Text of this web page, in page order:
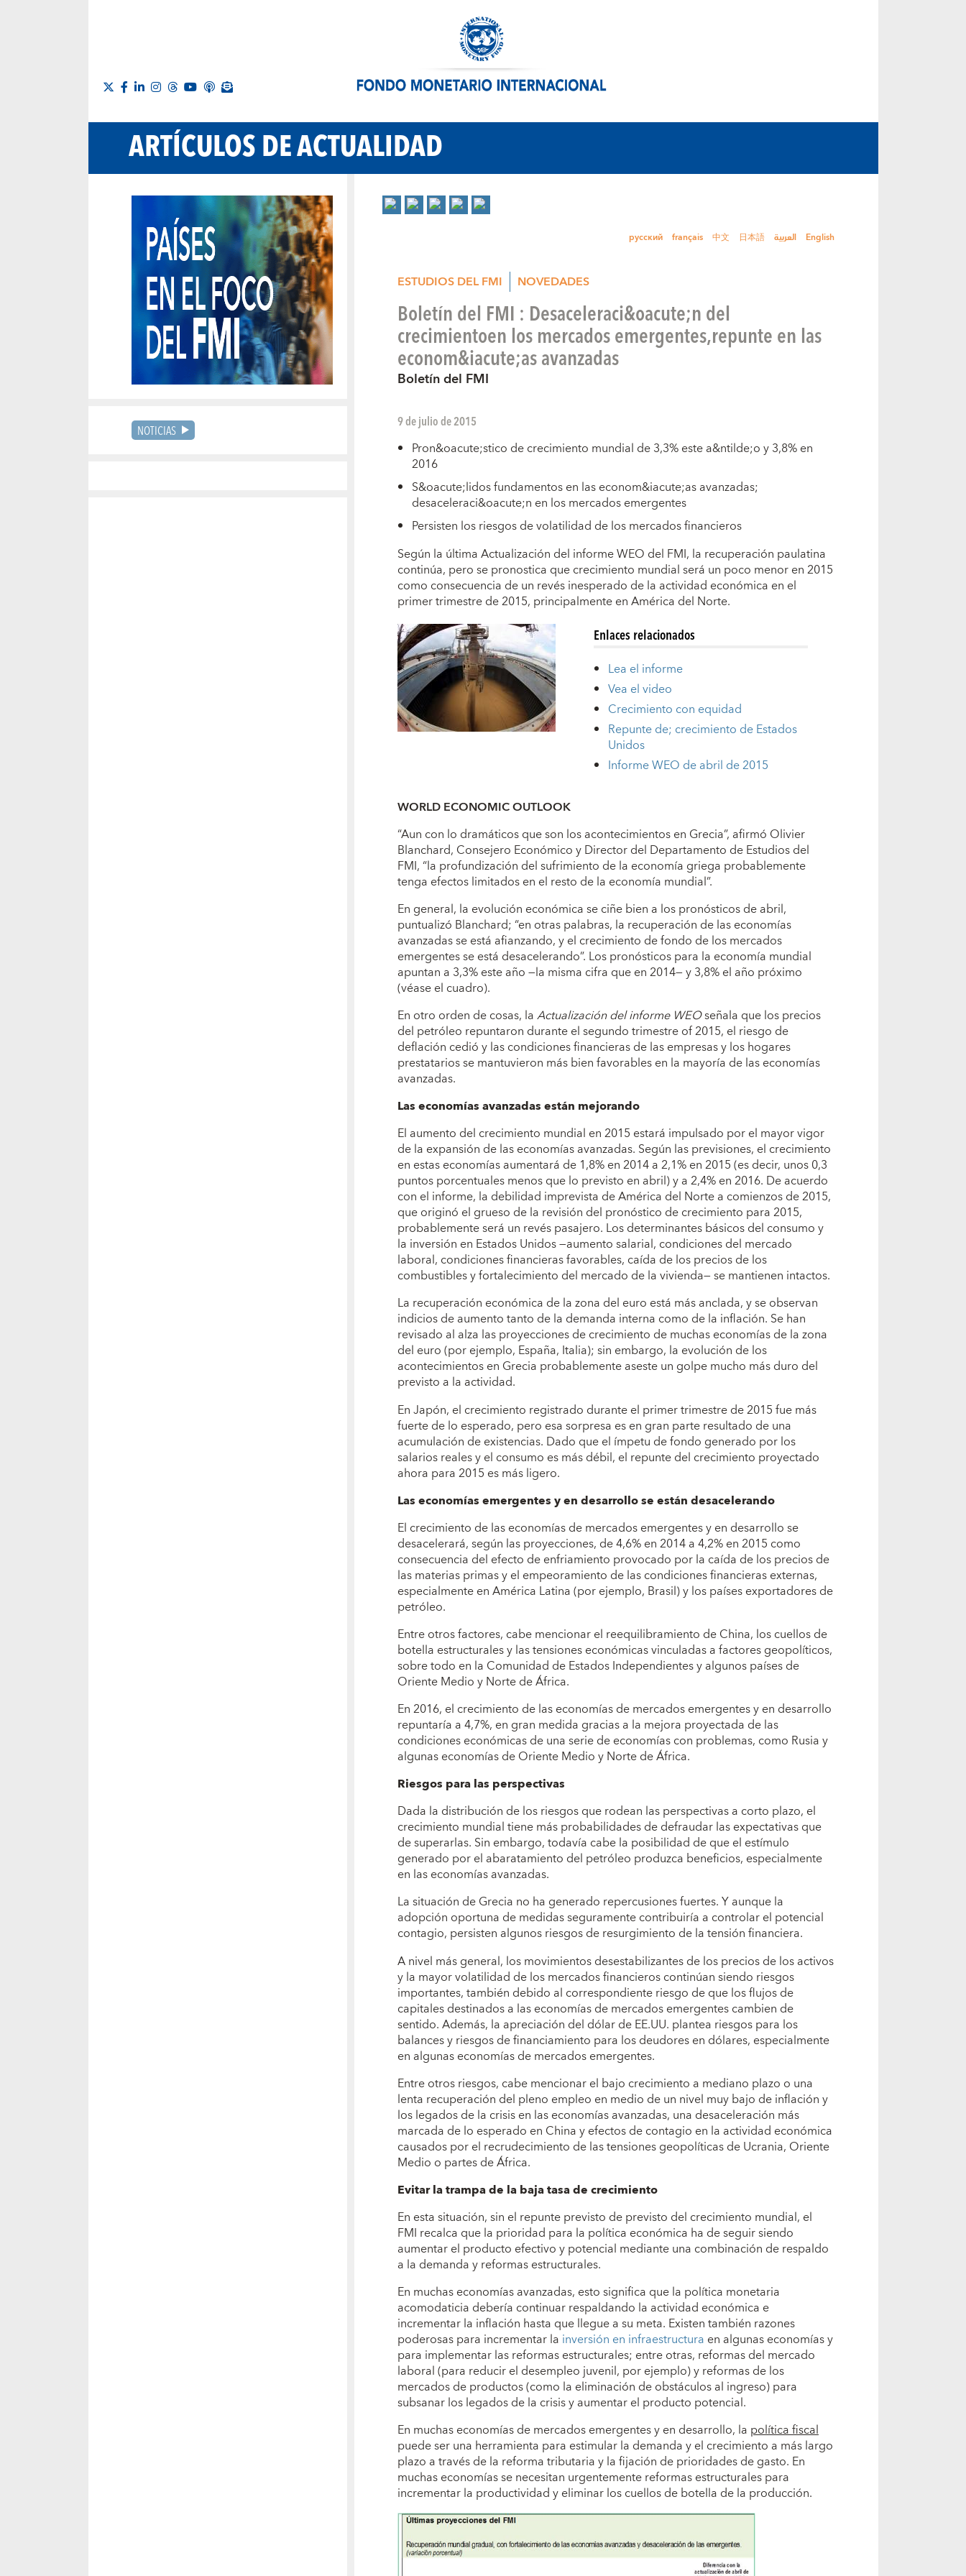
ARTÍCULOS DE ACTUALIDAD
NOTICIAS
русский français 中文 日本語 العربية English
ESTUDIOS DEL FMI NOVEDADES
Boletín del FMI : Desaceleraci&oacute;n del
crecimientoen los mercados emergentes,repunte en las
econom&iacute;as avanzadas
Boletín del FMI
9 de julio de 2015
Pron&oacute;stico de crecimiento mundial de 3,3% este a&ntilde;o y 3,8% en
2016
S&oacute;lidos fundamentos en las econom&iacute;as avanzadas;
desaceleraci&oacute;n en los mercados emergentes
Persisten los riesgos de volatilidad de los mercados financieros
Según la última Actualización del informe WEO del FMI, la recuperación paulatina
continúa, pero se pronostica que crecimiento mundial será un poco menor en 2015
como consecuencia de un revés inesperado de la actividad económica en el
primer trimestre de 2015, principalmente en América del Norte.
Enlaces relacionados
Lea el informe
Vea el video
Crecimiento con equidad
Repunte de; crecimiento de Estados
Unidos
Informe WEO de abril de 2015
WORLD ECONOMIC OUTLOOK
“Aun con lo dramáticos que son los acontecimientos en Grecia”, afirmó Olivier
Blanchard, Consejero Económico y Director del Departamento de Estudios del
FMI, “la profundización del sufrimiento de la economía griega probablemente
tenga efectos limitados en el resto de la economía mundial”.
En general, la evolución económica se ciñe bien a los pronósticos de abril,
puntualizó Blanchard; “en otras palabras, la recuperación de las economías
avanzadas se está afianzando, y el crecimiento de fondo de los mercados
emergentes se está desacelerando”. Los pronósticos para la economía mundial
apuntan a 3,3% este año —la misma cifra que en 2014— y 3,8% el año próximo
(véase el cuadro).
En otro orden de cosas, laActualización del informe WEOseñala que los precios
del petróleo repuntaron durante el segundo trimestre of 2015, el riesgo de
deflación cedió y las condiciones financieras de las empresas y los hogares
prestatarios se mantuvieron más bien favorables en la mayoría de las economías
avanzadas.
Las economías avanzadas están mejorando
El aumento del crecimiento mundial en 2015 estará impulsado por el mayor vigor
de la expansión de las economías avanzadas. Según las previsiones, el crecimiento
en estas economías aumentará de 1,8% en 2014 a 2,1% en 2015 (es decir, unos 0,3
puntos porcentuales menos que lo previsto en abril) y a 2,4% en 2016. De acuerdo
con el informe, la debilidad imprevista de América del Norte a comienzos de 2015,
que originó el grueso de la revisión del pronóstico de crecimiento para 2015,
probablemente será un revés pasajero. Los determinantes básicos del consumo y
la inversión en Estados Unidos —aumento salarial, condiciones del mercado
laboral, condiciones financieras favorables, caída de los precios de los
combustibles y fortalecimiento del mercado de la vivienda— se mantienen intactos.
La recuperación económica de la zona del euro está más anclada, y se observan
indicios de aumento tanto de la demanda interna como de la inflación. Se han
revisado al alza las proyecciones de crecimiento de muchas economías de la zona
del euro (por ejemplo, España, Italia); sin embargo, la evolución de los
acontecimientos en Grecia probablemente aseste un golpe mucho más duro del
previsto a la actividad.
En Japón, el crecimiento registrado durante el primer trimestre de 2015 fue más
fuerte de lo esperado, pero esa sorpresa es en gran parte resultado de una
acumulación de existencias. Dado que el ímpetu de fondo generado por los
salarios reales y el consumo es más débil, el repunte del crecimiento proyectado
ahora para 2015 es más ligero.
Las economías emergentes y en desarrollo se están desacelerando
El crecimiento de las economías de mercados emergentes y en desarrollo se
desacelerará, según las proyecciones, de 4,6% en 2014 a 4,2% en 2015 como
consecuencia del efecto de enfriamiento provocado por la caída de los precios de
las materias primas y el empeoramiento de las condiciones financieras externas,
especialmente en América Latina (por ejemplo, Brasil) y los países exportadores de
petróleo.
Entre otros factores, cabe mencionar el reequilibramiento de China, los cuellos de
botella estructurales y las tensiones económicas vinculadas a factores geopolíticos,
sobre todo en la Comunidad de Estados Independientes y algunos países de
Oriente Medio y Norte de África.
En 2016, el crecimiento de las economías de mercados emergentes y en desarrollo
repuntaría a 4,7%, en gran medida gracias a la mejora proyectada de las
condiciones económicas de una serie de economías con problemas, como Rusia y
algunas economías de Oriente Medio y Norte de África.
Riesgos para las perspectivas
Dada la distribución de los riesgos que rodean las perspectivas a corto plazo, el
crecimiento mundial tiene más probabilidades de defraudar las expectativas que
de superarlas. Sin embargo, todavía cabe la posibilidad de que el estímulo
generado por el abaratamiento del petróleo produzca beneficios, especialmente
en las economías avanzadas.
La situación de Grecia no ha generado repercusiones fuertes. Y aunque la
adopción oportuna de medidas seguramente contribuiría a controlar el potencial
contagio, persisten algunos riesgos de resurgimiento de la tensión financiera.
A nivel más general, los movimientos desestabilizantes de los precios de los activos
y la mayor volatilidad de los mercados financieros continúan siendo riesgos
importantes, también debido al correspondiente riesgo de que los flujos de
capitales destinados a las economías de mercados emergentes cambien de
sentido. Además, la apreciación del dólar de EE.UU. plantea riesgos para los
balances y riesgos de financiamiento para los deudores en dólares, especialmente
en algunas economías de mercados emergentes.
Entre otros riesgos, cabe mencionar el bajo crecimiento a mediano plazo o una
lenta recuperación del pleno empleo en medio de un nivel muy bajo de inflación y
los legados de la crisis en las economías avanzadas, una desaceleración más
marcada de lo esperado en China y efectos de contagio en la actividad económica
causados por el recrudecimiento de las tensiones geopolíticas de Ucrania, Oriente
Medio o partes de África.
Evitar la trampa de la baja tasa de crecimiento
En esta situación, sin el repunte previsto de previsto del crecimiento mundial, el
FMI recalca que la prioridad para la política económica ha de seguir siendo
aumentar el producto efectivo y potencial mediante una combinación de respaldo
a la demanda y reformas estructurales.
En muchas economías avanzadas, esto significa que la política monetaria
acomodaticia debería continuar respaldando la actividad económica e
incrementar la inflación hasta que llegue a su meta. Existen también razones
poderosas para incrementar la inversión en infraestructura en algunas economías y
para implementar las reformas estructurales; entre otras, reformas del mercado
laboral (para reducir el desempleo juvenil, por ejemplo) y reformas de los
mercados de productos (como la eliminación de obstáculos al ingreso) para
subsanar los legados de la crisis y aumentar el producto potencial.
En muchas economías de mercados emergentes y en desarrollo, la política fiscal
puede ser una herramienta para estimular la demanda y el crecimiento a más largo
plazo a través de la reforma tributaria y la fijación de prioridades de gasto. En
muchas economías se necesitan urgentemente reformas estructurales para
incrementar la productividad y eliminar los cuellos de botella de la producción.